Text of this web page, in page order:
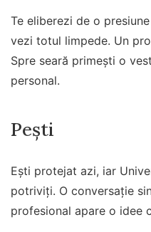
Te eliberezi de o
vezi totul limpede. Un
Spre seară primești o
personal.
Pești
Ești protejat azi, iar
potriviți. O conversație
profesional apare o idee